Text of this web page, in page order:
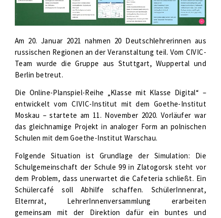
Am 20. Januar 2021 nahmen 20 Deutschlehrerinnen aus
russischen Regionen an der Veranstaltung teil. Vom CIVIC-
Team wurde die Gruppe aus Stuttgart, Wuppertal und
Berlin betreut.
Die Online-Planspiel-Reihe „Klasse mit Klasse Digital“ –
entwickelt vom CIVIC-Institut mit dem Goethe-Institut
Moskau – startete am 11. November 2020. Vorläufer war
das gleichnamige Projekt in analoger Form an polnischen
Schulen mit dem Goethe-Institut Warschau.
Folgende Situation ist Grundlage der Simulation: Die
Schulgemeinschaft der Schule 99 in Zlatogorsk steht vor
dem Problem, dass unerwartet die Cafeteria schließt. Ein
Schülercafé soll Abhilfe schaffen. SchülerInnenrat,
Elternrat, LehrerInnenversammlung erarbeiten
gemeinsam mit der Direktion dafür ein buntes und